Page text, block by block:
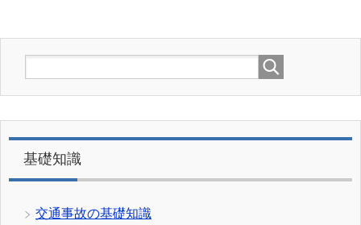
基礎知識
交通事故の基礎知識